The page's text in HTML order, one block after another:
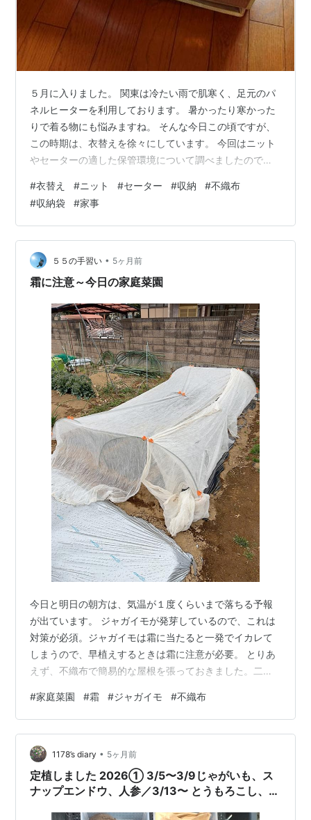
５月に入りました。 関東は冷たい雨で肌寒く、足元のパ
ネルヒーターを利用しております。 暑かったり寒かった
りで着る物にも悩みますね。 そんな今日この頃ですが、
この時期は、衣替えを徐々にしています。 今回はニット
やセーターの適した保管環境について調べましたのでご
う？ ニットの保管はビニール製、不織布のどちらが良い
の？ 不織布の良い点 ニットやセッターの保管のポイント
ダニの繁殖にも注意 結論：長期保管不織布の衣類整理袋
に まとめ 厚手のニット、オフシーズはどこにしまう？
冬物の厚手のニット。オフシーズンはどのように保管さ
れていますか？ 編み物が趣味…
#衣替え #ニット #セーター #収納 #不織布
#収納袋 #家事
５５の手習い • 5ヶ月前
霜に注意～今日の家庭菜園
今日と明日の朝方は、気温が１度くらいまで落ちる予報
が出ています。 ジャガイモが発芽しているので、これは
対策が必須。ジャガイモは霜に当たると一発でイカレて
しまうので、早植えするときは霜に注意が必要。 とりあ
えず、不織布で簡易的な屋根を張っておきました。二日
です。零下ではないので、温めなくても大丈夫だと思
う。 これを過ぎれば、最低気温は５度が下限くらいにな
るみたい。そうなれば、一時的な遅霜だけ気を付ければ
大丈夫でしょう。 寒い一日でしたが、近所の祇園原公園
で、地元のフリマ祭りみたいなのをやってました。ステ
ージで、アカペラを披露する方々もいましたね。…
#家庭菜園 #霜 #ジャガイモ #不織布
1178’s diary • 5ヶ月前
定植しました 2026① 3/5〜3/9じゃがいも、ス
ナップエンドウ、人参／3/13〜 とうもろこし、マ